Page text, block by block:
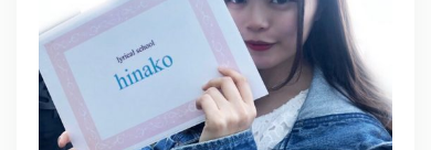
問い合わせ, 取材,出演依頼